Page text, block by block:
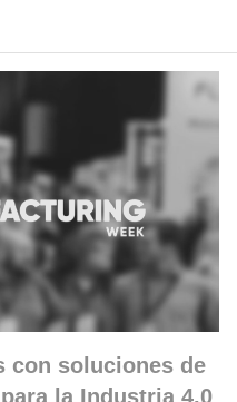
con soluciones de
la Industria 4.0